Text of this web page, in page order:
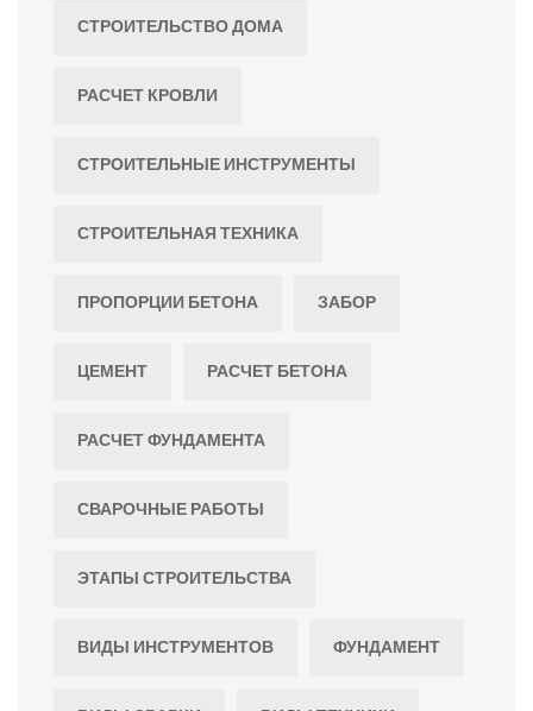
СТРОИТЕЛЬСТВО ДОМА
РАСЧЕТ КРОВЛИ
СТРОИТЕЛЬНЫЕ ИНСТРУМЕНТЫ
СТРОИТЕЛЬНАЯ ТЕХНИКА
ПРОПОРЦИИ БЕТОНА ЗАБОР
ЦЕМЕНТ РАСЧЕТ БЕТОНА
РАСЧЕТ ФУНДАМЕНТА
СВАРОЧНЫЕ РАБОТЫ
ЭТАПЫ СТРОИТЕЛЬСТВА
ВИДЫ ИНСТРУМЕНТОВ ФУНДАМЕНТ